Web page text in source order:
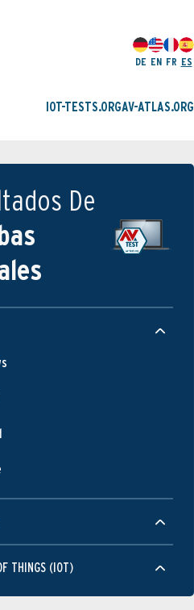
DE EN FR ES
IOT-TESTS.ORGAV-ATLAS.ORG
De
THINGS (IOT)